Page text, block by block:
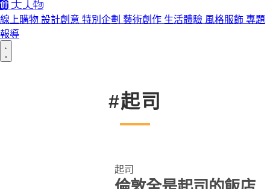
線上購物 設計創意 特別企劃 藝術創作 生活體驗 風格服飾 專題
報導
#起司
起司